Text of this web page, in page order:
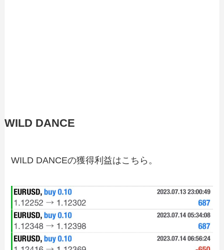
WILD DANCE
WILD DANCEの獲得利益はこちら。